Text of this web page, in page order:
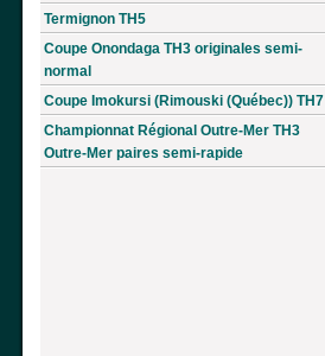
Termignon TH5
Coupe Onondaga TH3 originales semi-
normal
Coupe Imokursi (Rimouski (Québec)) TH7
Championnat Régional Outre-Mer TH3
Outre-Mer paires semi-rapide